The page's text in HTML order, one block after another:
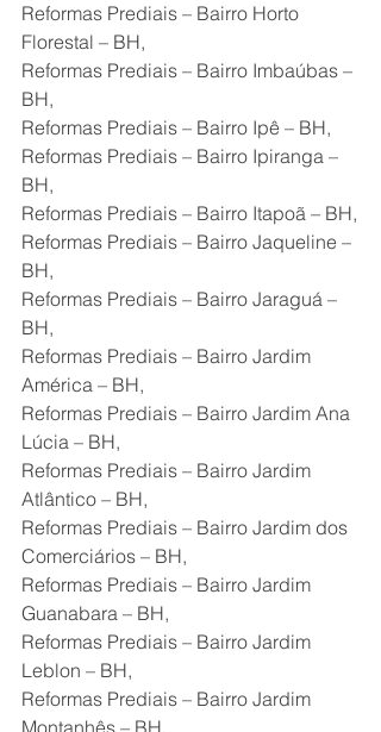
Reformas Prediais – Bairro Horto
Florestal – BH,
Reformas Prediais – Bairro Imbaúbas –
BH,
Reformas Prediais – Bairro Ipê – BH,
Reformas Prediais – Bairro Ipiranga –
BH,
Reformas Prediais – Bairro Itapoã – BH,
Reformas Prediais – Bairro Jaqueline –
BH,
Reformas Prediais – Bairro Jaraguá –
BH,
Reformas Prediais – Bairro Jardim
América – BH,
Reformas Prediais – Bairro Jardim Ana
Lúcia – BH,
Reformas Prediais – Bairro Jardim
Atlântico – BH,
Reformas Prediais – Bairro Jardim dos
Comerciários – BH,
Reformas Prediais – Bairro Jardim
Guanabara – BH,
Reformas Prediais – Bairro Jardim
Leblon – BH,
Reformas Prediais – Bairro Jardim
Montanhês – BH,